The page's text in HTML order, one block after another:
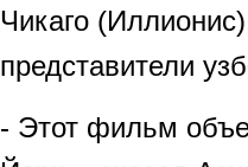
Чикаго
представители
- Этот фильм